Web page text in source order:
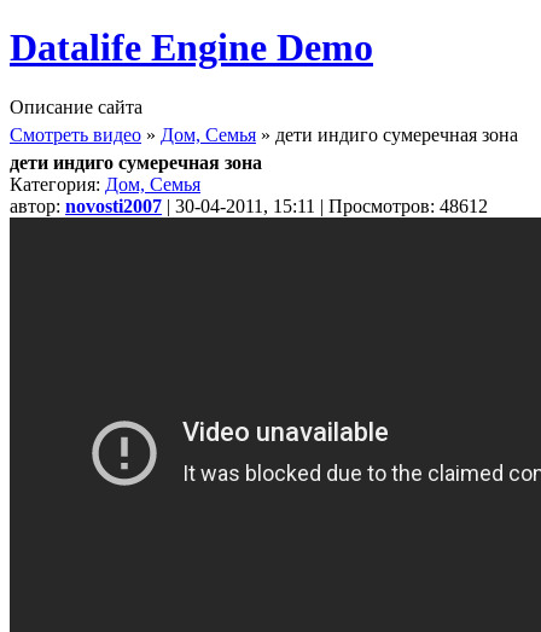
Datalife Engine Demo
Описание сайта
Смотреть видео » Дом, Семья » дети индиго сумеречная зона
дети индиго сумеречная зона
Категория: Дом, Семья
автор: novosti2007 | 30-04-2011, 15:11 | Просмотров: 48612